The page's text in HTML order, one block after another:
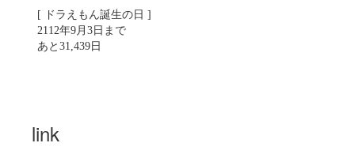
[ ドラえもん誕生の日 ]
2112年9月3日まで
あと31,439日
link